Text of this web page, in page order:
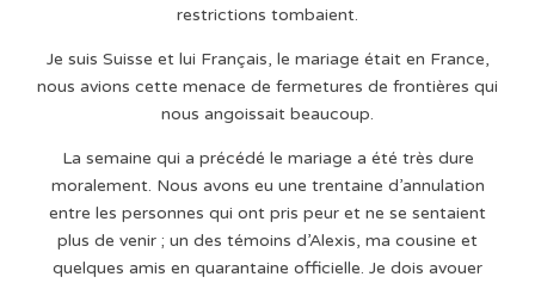
restrictions tombaient.
Je suis Suisse et lui Français, le mariage était en France,
nous avions cette menace de fermetures de frontières qui
nous angoissait beaucoup.
La semaine qui a précédé le mariage a été très dure
moralement. Nous avons eu une trentaine d’annulation
entre les personnes qui ont pris peur et ne se sentaient
plus de venir ; un des témoins d’Alexis, ma cousine et
quelques amis en quarantaine officielle. Je dois avouer